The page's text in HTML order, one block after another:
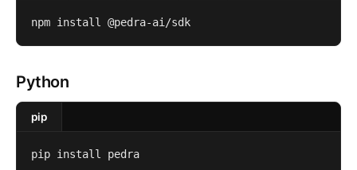
npm install @pedra-ai/sdk
Python
pip
pip install pedra